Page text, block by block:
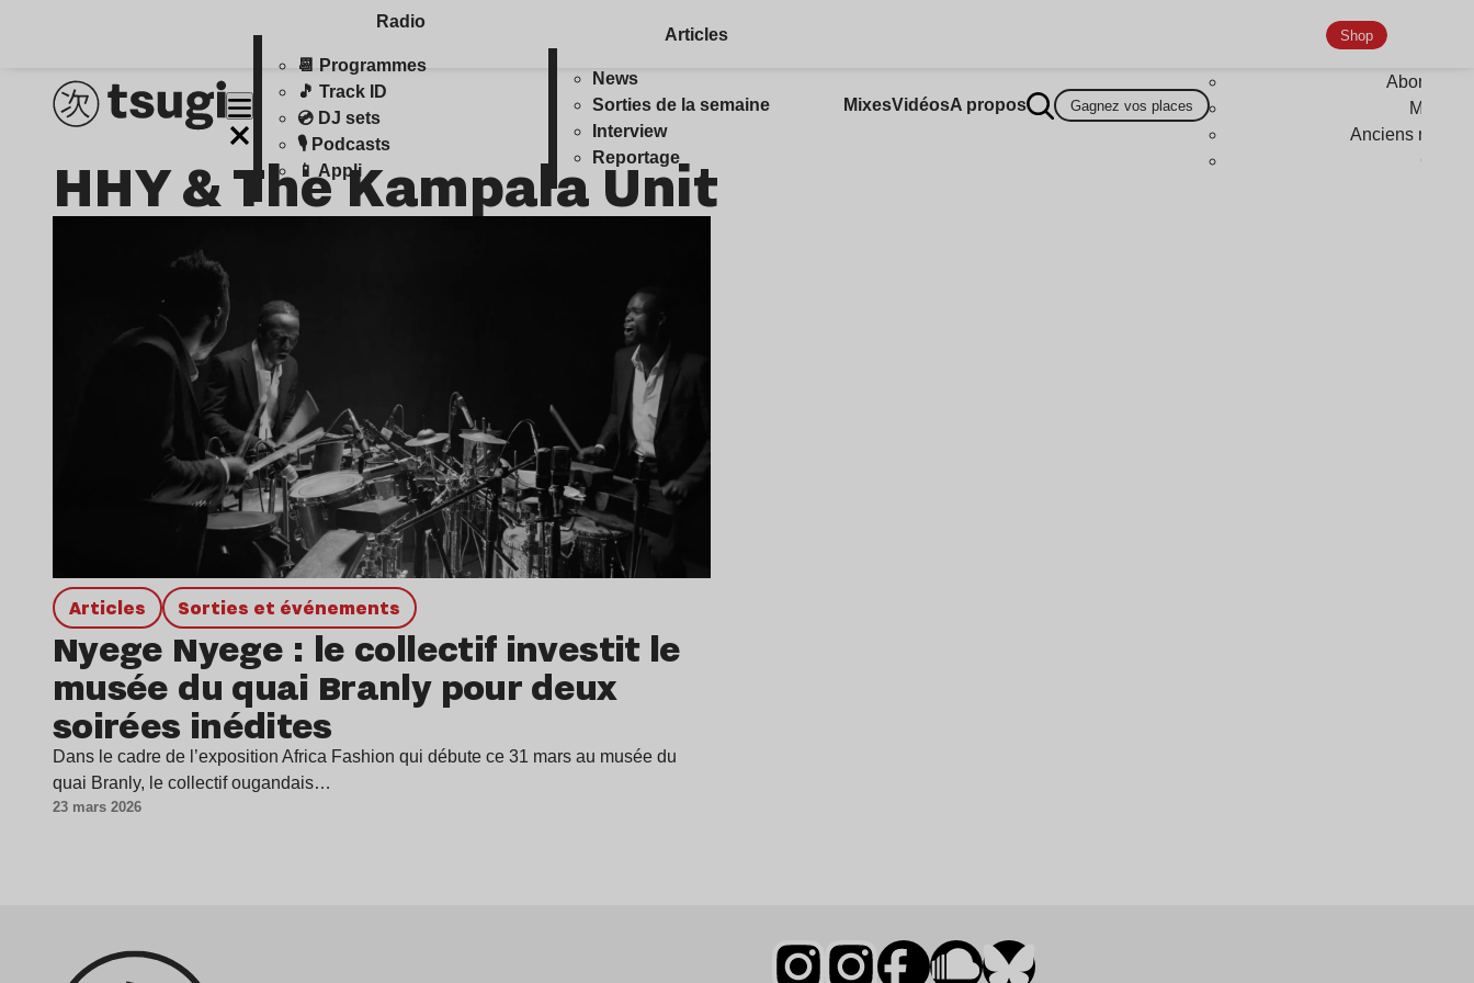
Radio
📆 Programmes
🎵 Track ID
💿 DJ sets
🎙️ Podcasts
📱 Appli
Articles
News
Sorties de la semaine
Interview
Reportage
MixesVidéosA propos Gagnez vos places
Shop
Anciens
HHY & The Kampala Unit
Articles Sorties et événements
Nyege Nyege : le collectif investit le
musée du quai Branly pour deux
soirées inédites
Dans le cadre de l’exposition Africa Fashion qui débute ce 31 mars au musée du
quai Branly, le collectif ougandais…
23 mars 2026